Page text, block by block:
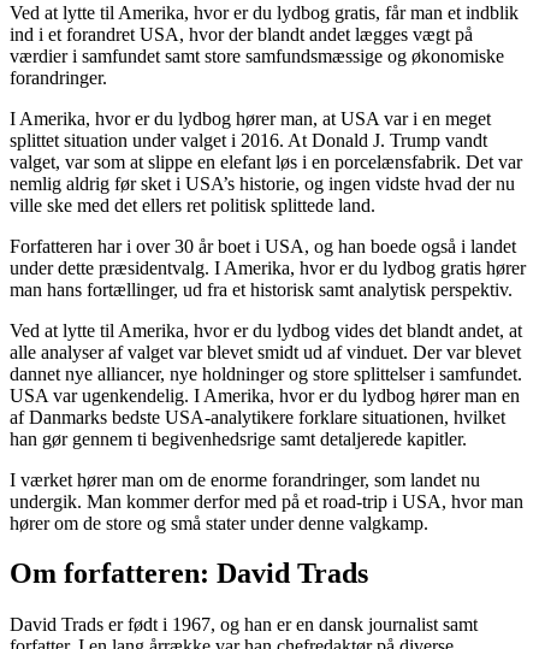
Ved at lytte til Amerika, hvor er du lydbog gratis, får man et indblik
ind i et forandret USA, hvor der blandt andet lægges vægt på
værdier i samfundet samt store samfundsmæssige og økonomiske
forandringer.
I Amerika, hvor er du lydbog hører man, at USA var i en meget
splittet situation under valget i 2016. At Donald J. Trump vandt
valget, var som at slippe en elefant løs i en porcelænsfabrik. Det var
nemlig aldrig før sket i USA’s historie, og ingen vidste hvad der nu
ville ske med det ellers ret politisk splittede land.
Forfatteren har i over 30 år boet i USA, og han boede også i landet
under dette præsidentvalg. I Amerika, hvor er du lydbog gratis hører
man hans fortællinger, ud fra et historisk samt analytisk perspektiv.
Ved at lytte til Amerika, hvor er du lydbog vides det blandt andet, at
alle analyser af valget var blevet smidt ud af vinduet. Der var blevet
dannet nye alliancer, nye holdninger og store splittelser i samfundet.
USA var ugenkendelig. I Amerika, hvor er du lydbog hører man en
af Danmarks bedste USA-analytikere forklare situationen, hvilket
han gør gennem ti begivenhedsrige samt detaljerede kapitler.
I værket hører man om de enorme forandringer, som landet nu
undergik. Man kommer derfor med på et road-trip i USA, hvor man
hører om de store og små stater under denne valgkamp.
Om forfatteren: David Trads
David Trads er født i 1967, og han er en dansk journalist samt